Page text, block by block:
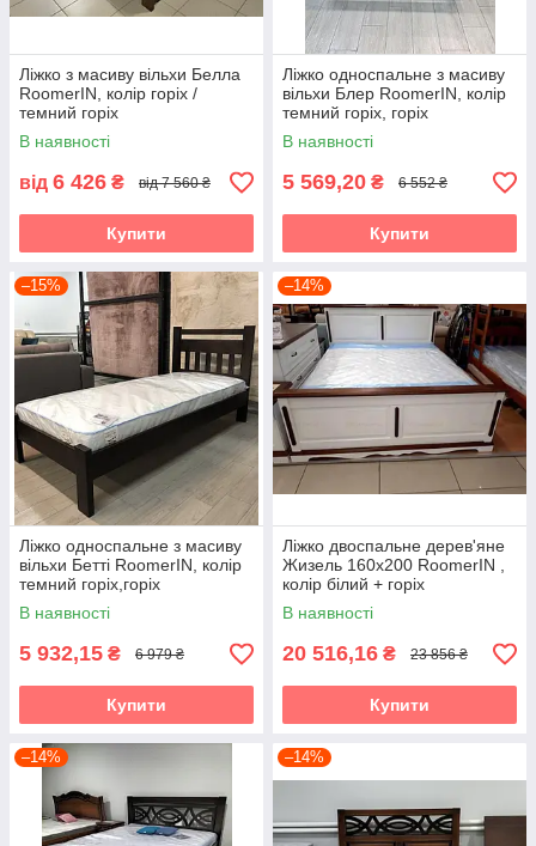
Ліжко з масиву вільхи Белла
RoomerIN, колір горіх /
темний горіх
В наявності
від 6 426 ₴ від 7 560 ₴
Купити
Ліжко односпальне з масиву
вільхи Блер RoomerIN, колір
темний горіх, горіх
В наявності
5 569,20 ₴ 6 552 ₴
Купити
–15%
Ліжко односпальне з масиву
вільхи Бетті RoomerIN, колір
темний горіх,горіх
В наявності
5 932,15 ₴ 6 979 ₴
Купити
–14%
Ліжко двоспальне дерев'яне
Жизель 160х200 RoomerIN ,
колір білий + горіх
В наявності
20 516,16 ₴ 23 856 ₴
Купити
–14% –14%